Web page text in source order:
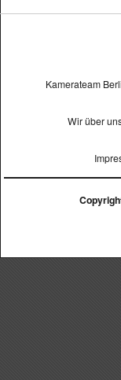
Kamerateam
Wir über